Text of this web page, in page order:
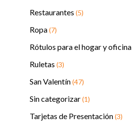
Restaurantes (5)
Ropa(7)
Rótulos para el hogar y oficina
Ruletas (3)
San Valentín(47)
Sin categorizar(1)
Tarjetas de Presentación(3)